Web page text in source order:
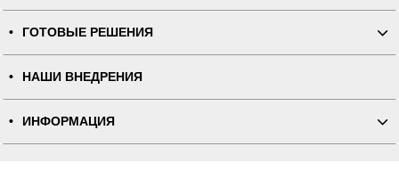
ГОТОВЫЕ РЕШЕНИЯ
НАШИ ВНЕДРЕНИЯ
ИНФОРМАЦИЯ